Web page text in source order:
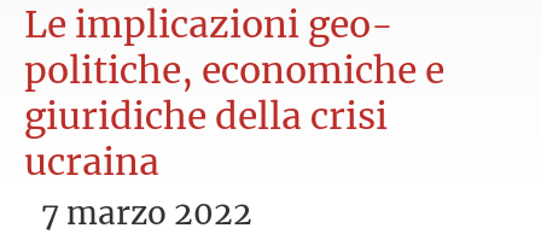
Le implicazioni geo-
politiche, economiche e
giuridiche della crisi
ucraina
7 marzo 2022